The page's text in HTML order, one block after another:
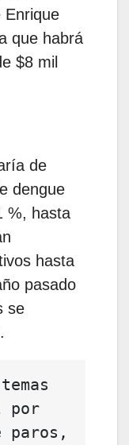
Enrique
que habrá
$8 mil
de
dengue
%, hasta
hasta
pasado
se
por
paros,